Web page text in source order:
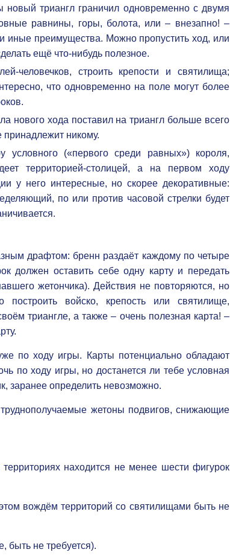
триангл граничил одновременно с двумя
равнины, горы, болота, или – внезапно! –
иные преимущества. Можно пропустить ход, или
ещё что-нибудь полезное.
человечков, строить крепости и святилища;
что одновременно на поле могут более
нового хода поставил на триангл больше всего
принадлежит никому.
(«первого среди равных») короля,
территорией-столицей, а на первом ходу
у него интересные, но скорее декоративные:
по или против часовой стрелки будет
драфтом: бренн раздаёт каждому по четыре
должен оставить себе одну карту и передать
жетончика). Действия не повторяются, но
построить войско, крепость или святилище,
триангле, а также – очень полезная карта! –
по ходу игры. Карты потенциально обладают
по ходу игры, но достанется ли тебе условная
заранее определить невозможно.
жетоны подвигов, снижающие
находится не менее шести фигурок
вождём территорий со святилищами быть не
быть не требуется).